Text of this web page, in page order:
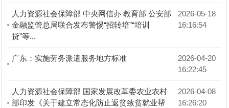
人力资源社会保障部 中央网信办 教育部 公安部
金融监管总局联合发布警惕“招转培”“培训
贷”等...
2026-05-18
16:16:54
广东：实施劳务派遣服务地方标准
2026-04-20
16:22:45
人力资源社会保障部 国家发展改革委农业农村
部印发《关于建立常态化防止返贫致贫就业帮
2026-04-08
16:26:20